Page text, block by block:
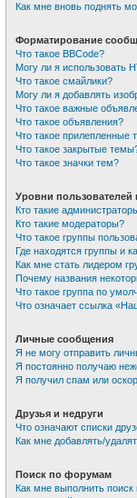
Как мне вновь поднять
Форматирование
Что такое BBCode?
Могу ли я использовать
Что такое смайлики?
Могу ли я добавлять
Что такое важные
Что такое объявления?
Что такое прилепленные
Что такое закрытые
Что такое значки тем?
Уровни пользователей
Кто такие
Кто такие модераторы?
Что такое группы
Где находятся группы и
Как мне стать лидером
Почему названия
Что такое группа по
Что означает ссылка
Личные сообщения
Я не могу отправить
Я постоянно получаю
Я получил спам или
Друзья и недруги
Что означают списки
Как мне добавлять/
Поиск по форумам
Как мне выполнить